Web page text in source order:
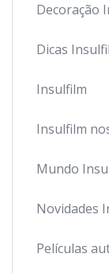
Decoração
Dicas
Insulfilm
Insulfilm
Mundo
Novidades
Películas